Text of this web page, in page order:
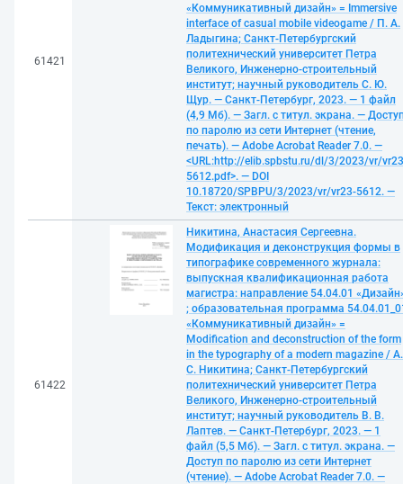
61421
«Коммуникативный дизайн» = Immersive
interface of casual mobile videogame / П. А.
Ладыгина; Санкт-Петербургский
политехнический университет Петра
Великого, Инженерно-строительный
институт; научный руководитель С. Ю.
Щур. — Санкт-Петербург, 2023. — 1 файл
(4,9 Мб). — Загл. с титул. экрана. —
по паролю из сети Интернет (чтение,
печать). — Adobe Acrobat Reader 7.0. —
<URL:http://elib.spbstu.ru/dl/3/2023/vr/
5612.pdf>. — DOI
10.18720/SPBPU/3/2023/vr/vr23-5612. —
Текст: электронный
61422
Никитина, Анастасия Сергеевна.
Модификация и деконструкция формы в
типографике современного журнала:
выпускная квалификационная работа
магистра: направление 54.04.01
; образовательная программа
«Коммуникативный дизайн» =
Modification and deconstruction of the form
in the typography of a modern magazine / А.
С. Никитина; Санкт-Петербургский
политехнический университет Петра
Великого, Инженерно-строительный
институт; научный руководитель В. В.
Лаптев. — Санкт-Петербург, 2023. — 1
файл (5,5 Мб). — Загл. с титул. экрана. —
Доступ по паролю из сети Интернет
(чтение). — Adobe Acrobat Reader 7.0. —